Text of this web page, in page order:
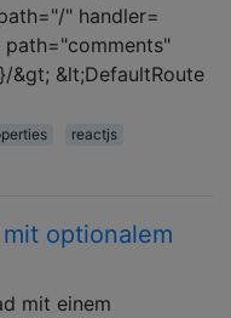
" handler=
path="comments"
&gt; &lt;DefaultRoute
reactjs
optionalem
mit einem